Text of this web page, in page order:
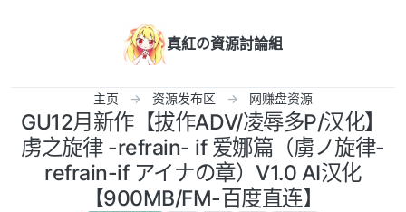
真紅の資源討論組
主页 资源发布区 网赚盘资源
GU12月新作【拔作ADV/凌辱多P/汉化】
虏之旋律 -refrain- if 爱娜篇（虜ノ旋律-
refrain-if アイナの章）V1.0 AI汉化
【900MB/FM-百度直连】